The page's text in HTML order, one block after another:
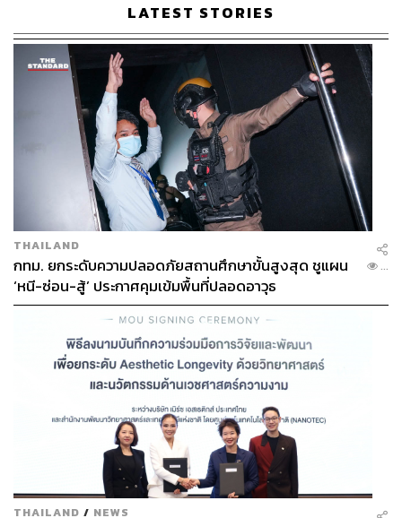
LATEST STORIES
THAILAND
กทม. ยกระดับความปลอดภัยสถานศึกษาขั้นสูงสุด ชูแผน
‘หนี-ซ่อน-สู้’ ประกาศคุมเข้มพื้นที่ปลอดอาวุธ
...
THAILAND / NEWS